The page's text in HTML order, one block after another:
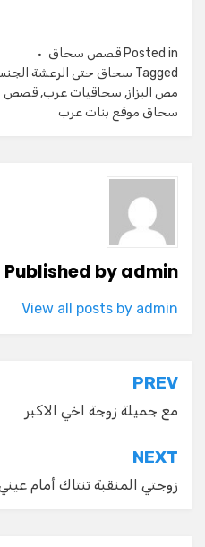
Posted inقصص سحاق
Tagged سحاق حتى الرعشة
مص البزاز, سحاقيات عرب,قصص
سحاق موقع بنات عرب
Published byadmin
View all posts by admin
تصفّح
المقالات
PREV
مع جميلة زوجة اخي الاكبر
NEXT
زوجتي المنقبة تنتاك أمام